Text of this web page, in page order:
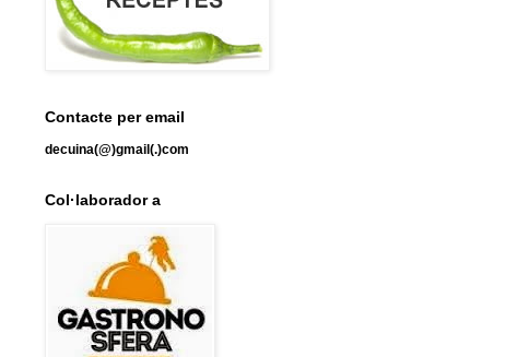
Contacte per email
decuina(@)gmail(.)com
Col·laborador a